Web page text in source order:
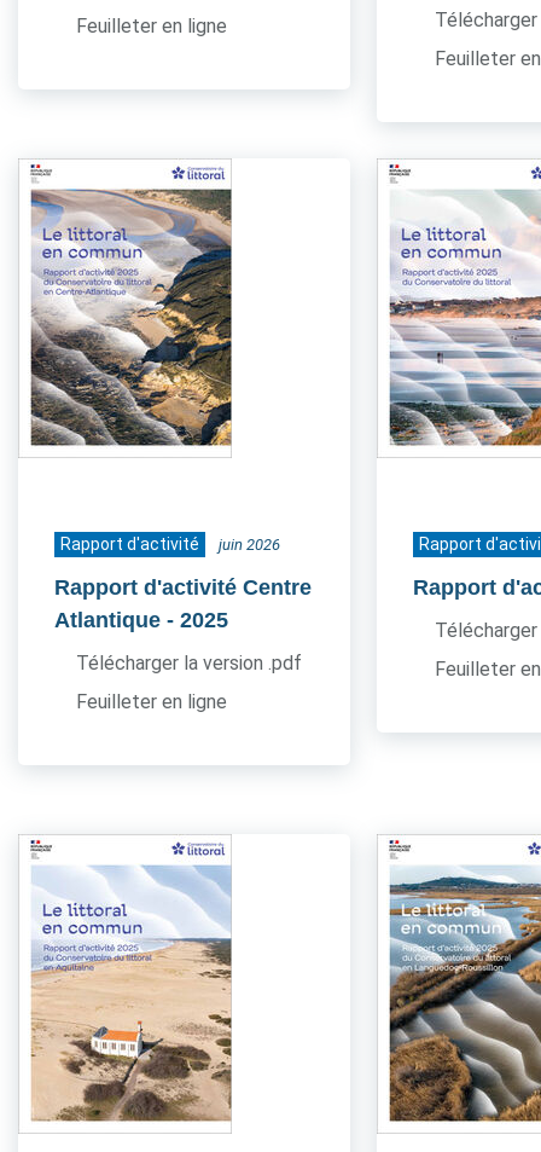
Feuilleter en ligne
Feuilleter
Rapport d'activité juin 2026
Rapport d'activité Centre
Atlantique - 2025
Télécharger la version .pdf
Feuilleter en ligne
Rapport
Rapport
Feuilleter